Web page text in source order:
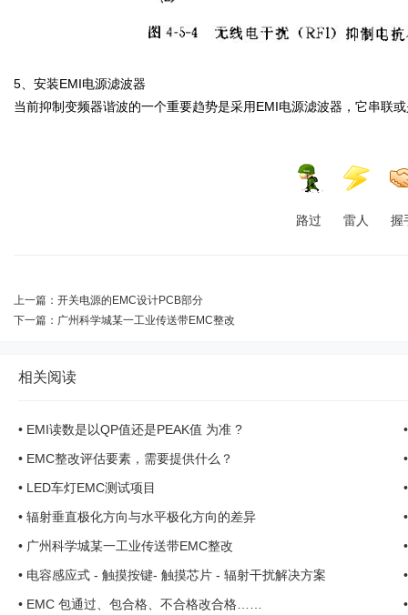
5、安装EMI电源滤波器
当前抑制变频器谐波的一个重要趋势是采用EMI电源滤波器，它串联
路过 雷人 握
上一篇： 开关电源的EMC设计PCB部分
下一篇： 广州科学城某一工业传送带EMC整改
相关阅读
• EMI读数是以QP值还是PEAK值 为准 ?
• EMC整改评估要素，需要提供什么？
• LED车灯EMC测试项目
• 辐射垂直极化方向与水平极化方向的差异
• 广州科学城某一工业传送带EMC整改
• 电容感应式 - 触摸按键- 触摸芯片 - 辐射干扰解决方案
• EMC 包通过、包合格、不合格改合格……